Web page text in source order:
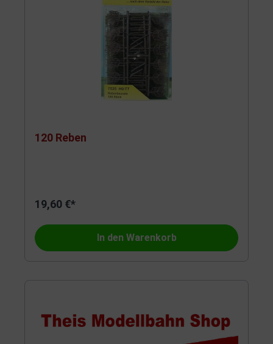
120 Reben
19,60 €*
In den Warenkorb